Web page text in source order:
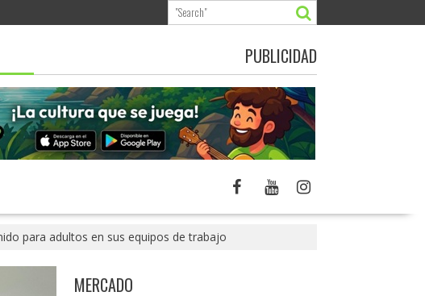
PUBLICIDAD
para adultos en sus equipos de trabajo
MERCADO